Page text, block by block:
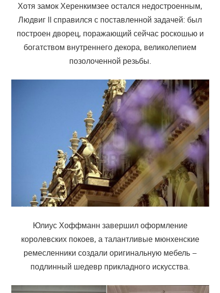
Хотя замок Херенкимзее остался недостроенным,
Людвиг II справился с поставленной задачей: был
построен дворец, поражающий сейчас роскошью и
богатством внутреннего декора, великолепием
позолоченной резьбы.
Юлиус Хоффманн завершил оформление
королевских покоев, а талантливые мюнхенские
ремесленники создали оригинальную мебель –
подлинный шедевр прикладного искусства.